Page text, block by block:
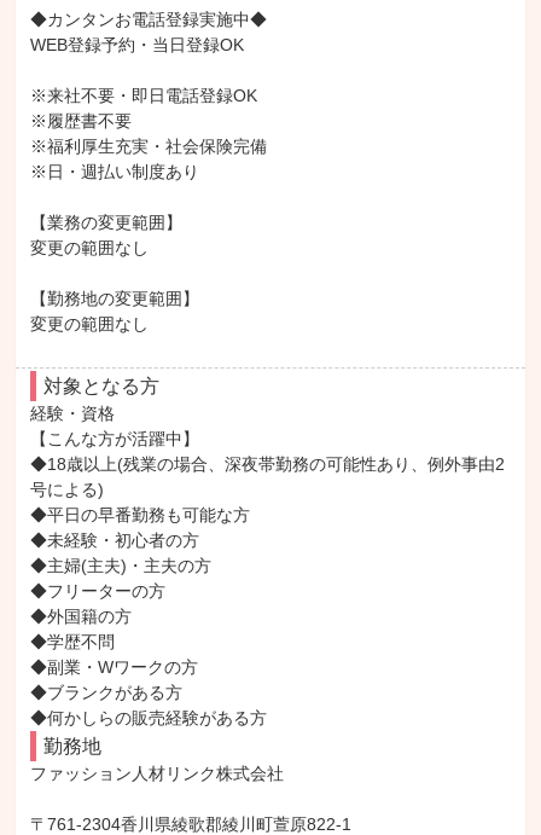
◆カンタンお電話登録実施中◆
WEB登録予約・当日登録OK
※来社不要・即日電話登録OK
※履歴書不要
※福利厚生充実・社会保険完備
※日・週払い制度あり
【業務の変更範囲】
変更の範囲なし
【勤務地の変更範囲】
変更の範囲なし
対象となる方
経験・資格
【こんな方が活躍中】
◆18歳以上(残業の場合、深夜帯勤務の可能性あり、例外事由2
号による)
◆平日の早番勤務も可能な方
◆未経験・初心者の方
◆主婦(主夫)・主夫の方
◆フリーターの方
◆外国籍の方
◆学歴不問
◆副業・Wワークの方
◆ブランクがある方
◆何かしらの販売経験がある方
勤務地
ファッション人材リンク株式会社
〒761-2304香川県綾歌郡綾川町萱原822-1